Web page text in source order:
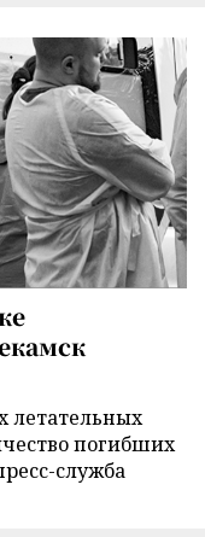
летательных
погибших
служба